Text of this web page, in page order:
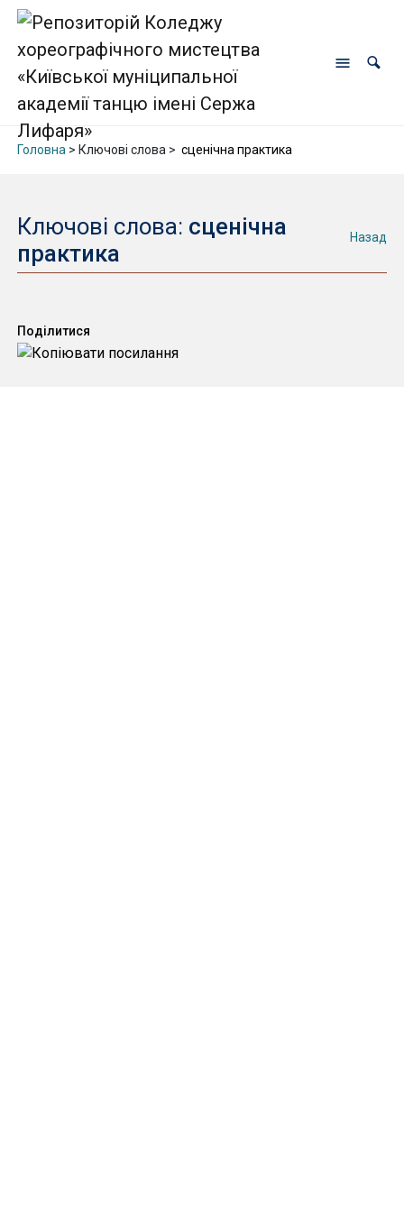
Головна > Ключові слова > сценічна практика
Ключові слова: сценічна
практика
Назад
Поділитися